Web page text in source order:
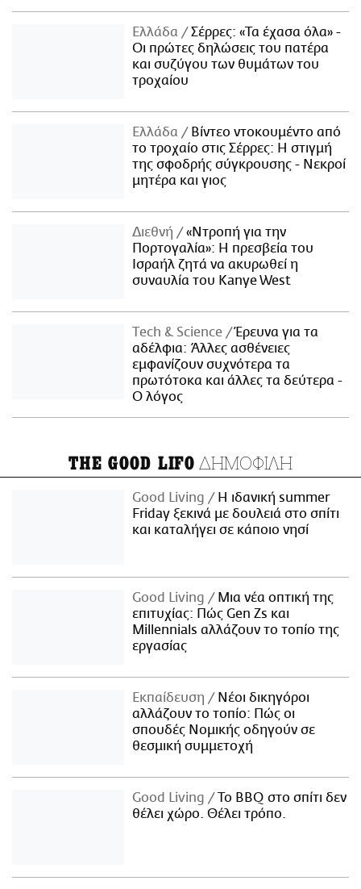
Ελλάδα
Σέρρες: «Τα έχασα όλα» -
Οι πρώτες δηλώσεις του πατέρα
και συζύγου των θυμάτων του
τροχαίου
Ελλάδα
Βίντεο ντοκουμέντο από
το τροχαίο στις Σέρρες: Η στιγμή
της σφοδρής σύγκρουσης - Νεκροί
μητέρα και γιος
Διεθνή
«Ντροπή για την
Πορτογαλία»: Η πρεσβεία του
Ισραήλ ζητά να ακυρωθεί η
συναυλία του Kanye West
Τech & Science
Έρευνα για τα
αδέλφια: Άλλες ασθένειες
εμφανίζουν συχνότερα τα
πρωτότοκα και άλλες τα δεύτερα -
Ο λόγος
THE GOOD LIFO ΔΗΜΟΦΙΛΗ
Good Living
Η ιδανική summer
Friday ξεκινά με δουλειά στο σπίτι
και καταλήγει σε κάποιο νησί
Good Living
Μια νέα οπτική της
επιτυχίας: Πώς Gen Zs και
Millennials αλλάζουν το τοπίο της
εργασίας
Εκπαίδευση
Νέοι δικηγόροι
αλλάζουν το τοπίο: Πώς οι
σπουδές Νομικής οδηγούν σε
θεσμική συμμετοχή
Good Living
Το BBQ στο σπίτι δεν
θέλει χώρο. Θέλει τρόπο.